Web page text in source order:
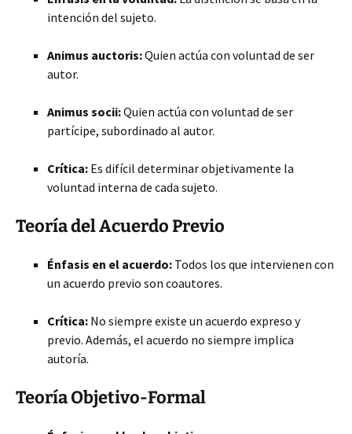
intención del sujeto.
Animus auctoris:Quien actúa con voluntad de ser
autor.
Animus socii:Quien actúa con voluntad de ser
partícipe, subordinado al autor.
Crítica: Es difícil determinar objetivamente la
voluntad interna de cada sujeto.
Teoría del Acuerdo Previo
Énfasis en el acuerdo: Todos los que intervienen con
un acuerdo previo son coautores.
Crítica: No siempre existe un acuerdo expreso y
previo. Además, el acuerdo no siempre implica
autoría.
Teoría Objetivo-Formal